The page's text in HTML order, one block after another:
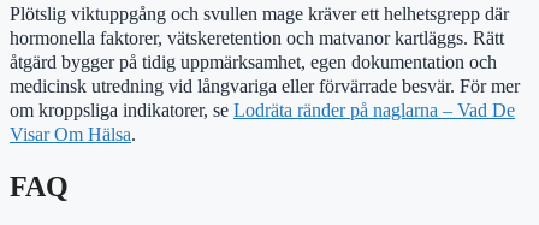
Plötslig viktuppgång och svullen mage kräver ett helhetsgrepp där
hormonella faktorer, vätskeretention och matvanor kartläggs. Rätt
åtgärd bygger på tidig uppmärksamhet, egen dokumentation och
medicinsk utredning vid långvariga eller förvärrade besvär. För mer
om kroppsliga indikatorer, se Lodräta ränder på naglarna – Vad De
Visar Om Hälsa.
FAQ